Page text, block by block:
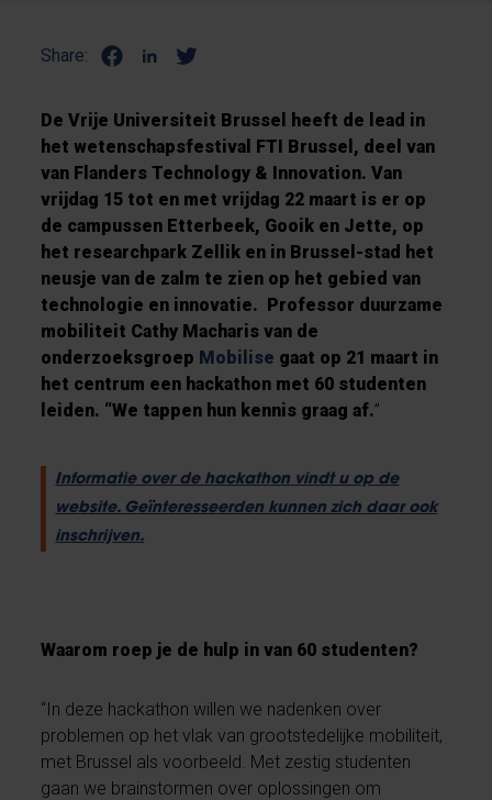
Share:
De Vrije Universiteit Brussel heeft de lead in
het wetenschapsfestival FTI Brussel, deel van
van Flanders Technology & Innovation. Van
vrijdag 15 tot en met vrijdag 22 maart is er op
de campussen Etterbeek, Gooik en Jette, op
het researchpark Zellik en in Brussel-stad het
neusje van de zalm te zien op het gebied van
technologie en innovatie. Professor duurzame
mobiliteit Cathy Macharis van de
onderzoeksgroep Mobilise gaat op 21 maart in
het centrum een hackathon met 60 studenten
leiden. “We tappen hun kennis graag af.”
Informatie over de hackathon vindt u op de
website. Geïnteresseerden kunnen zich daar ook
inschrijven.
Waarom roep je de hulp in van 60 studenten?
“In deze hackathon willen we nadenken over
problemen op het vlak van grootstedelijke mobiliteit,
met Brussel als voorbeeld. Met zestig studenten
gaan we brainstormen over oplossingen om